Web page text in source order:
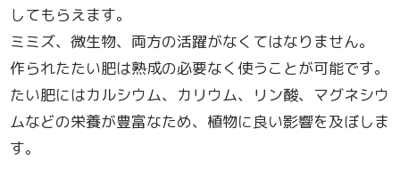
してもらえます。
ミミズ、微生物、両方の活躍がなくてはなりません。
作られたたい肥は熟成の必要なく使うことが可能です。
たい肥にはカルシウム、カリウム、リン酸、マグネシウ
ムなどの栄養が豊富なため、植物に良い影響を及ぼしま
す。